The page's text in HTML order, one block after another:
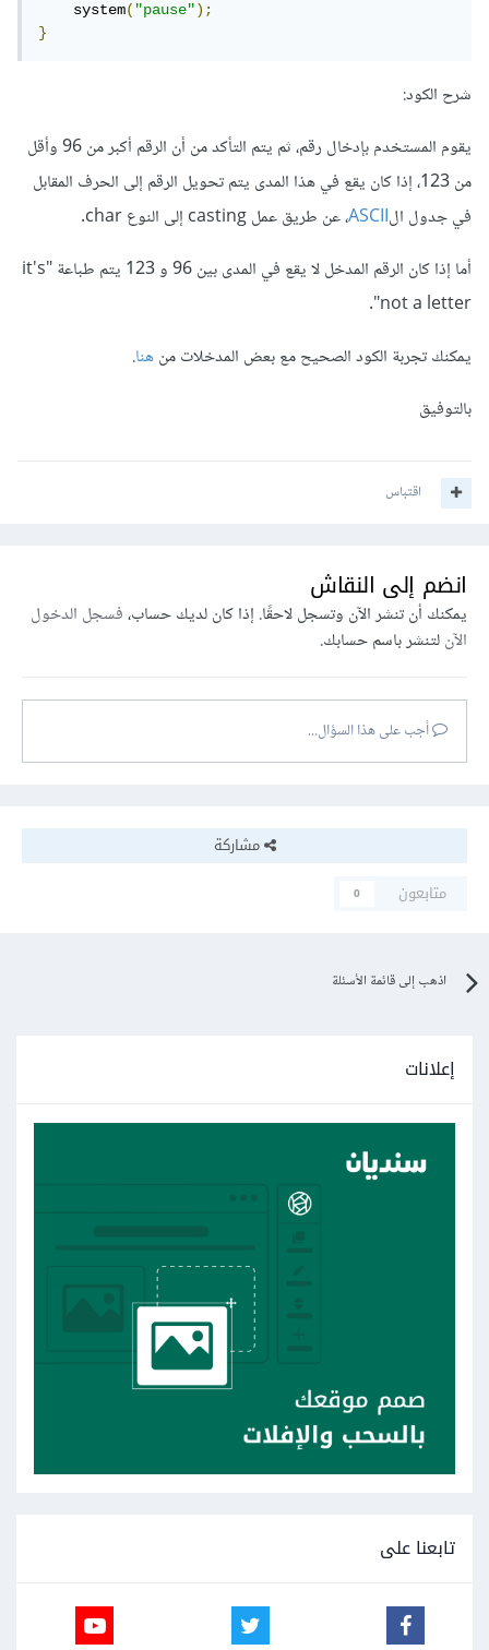
    system
("pause");
}
شرح الكود:
يقوم المستخدم بإدخال رقم، ثم يتم التأكد من أن الرقم أكبر من 96 وأقل
من 123، إذا كان يقع في هذا المدى يتم تحويل الرقم إلى الحرف المقابل
في جدول الASCII، عن طريق عمل casting إلى النوع char.
أما إذا كان الرقم المدخل لا يقع في المدى بين 96 و 123 يتم طباعة "it's
not a letter".
يمكنك تجربة الكود الصحيح مع بعض المدخلات منهنا.
بالتوفيق
اقتباس
انضم إلى النقاش
يمكنك أن تنشر الآن وتسجل لاحقًا. إذا كان لديك حساب،فسجل الدخول
الآنلتنشر باسم حسابك.
أجب على هذا السؤال...
مشاركة
متابعون
0
اذهب إلى قائمة الأسئلة
إعلانات
تابعنا على